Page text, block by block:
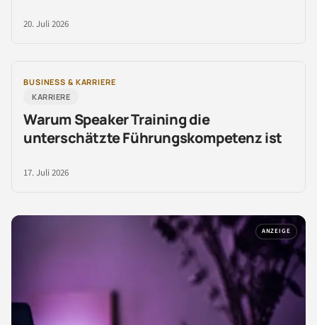
20. Juli 2026
BUSINESS & KARRIERE
KARRIERE
Warum Speaker Training die
unterschätzte Führungskompetenz ist
17. Juli 2026
ANZEIGE